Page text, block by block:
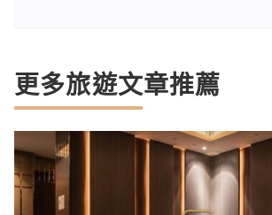
更多旅遊文章推薦